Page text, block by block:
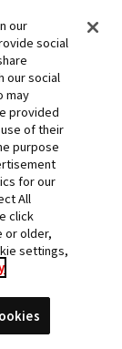
ー出水店
-
our
social
our social
may
provided
of their
purpose
for our
All
click
or older,
settings,